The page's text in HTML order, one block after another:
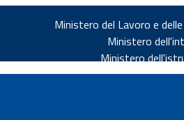
Ministero del Lavoro e
Ministero
Ministero